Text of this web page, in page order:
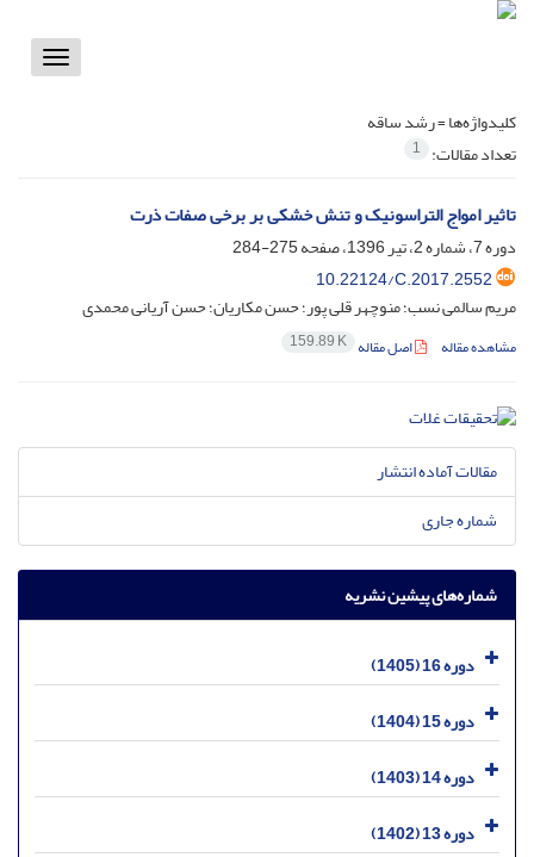
Toggle
کلیدواژه‌ها =رشد ساقه
تعداد مقالات: 1
تاثیر امواج التراسونیک و تنش خشکی بر برخی صفات ذرت
دوره 7، شماره 2، تیر 1396، صفحه
275-284
10.22124/C.2017.2552
مریم سالمی نسب؛ منوچهر قلی پور؛ حسن مکاریان؛ حسن آریانی محمدی
مشاهده مقاله اصل مقاله 159.89 K
مقالات آماده انتشار
شماره جاری
شماره‌های پیشین نشریه
دوره 16 (1405)
دوره 15 (1404)
دوره 14 (1403)
دوره 13 (1402)